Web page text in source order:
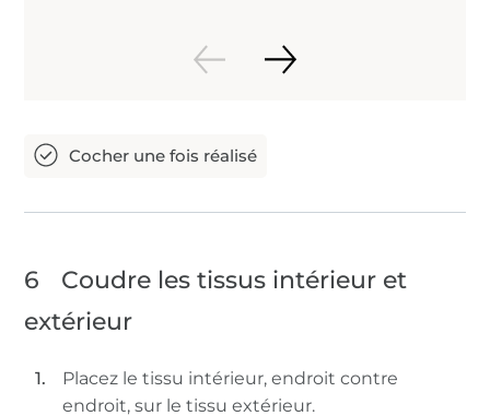
6
Coudre les tissus intérieur et
extérieur
Placez le tissu intérieur, endroit contre
endroit, sur le tissu extérieur.